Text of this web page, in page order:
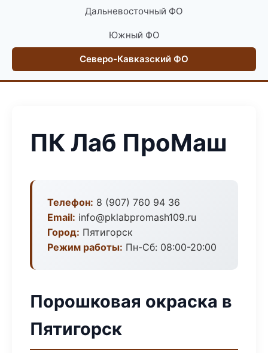
Дальневосточный ФО
Южный ФО
Северо-Кавказский ФО
ПК Лаб ПроМаш
Телефон: 8 (907) 760 94 36
Email: info@pklabpromash109.ru
Город: Пятигорск
Режим работы: Пн-Сб: 08:00-20:00
Порошковая окраска в
Пятигорск